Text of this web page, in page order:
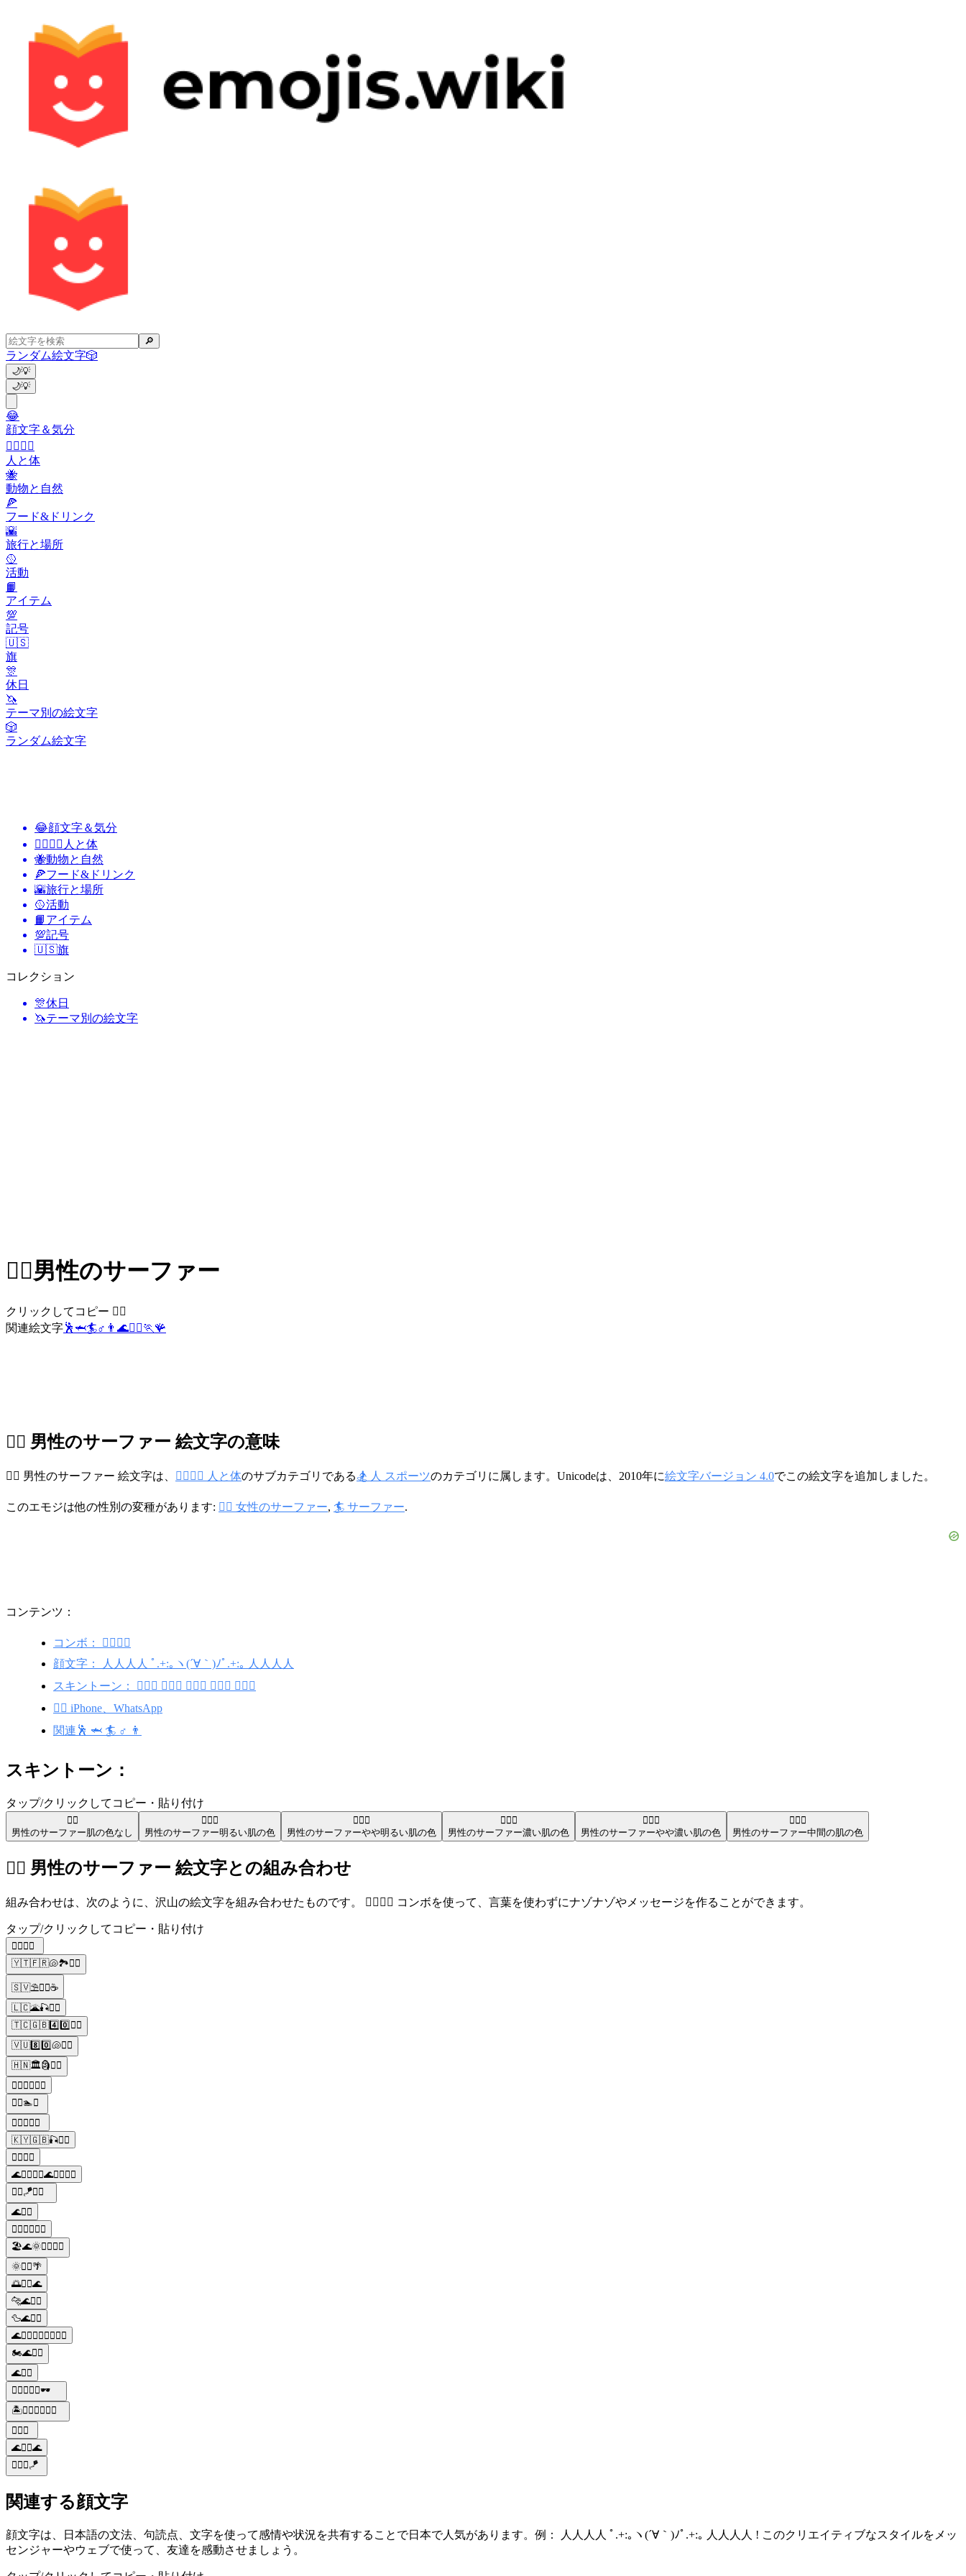
🔎
ランダム絵文字🎲
🌙💡
🌙💡
😂
顔文字＆気分
👩‍❤️‍💋‍👨
人と体
🐝
動物と自然
🍕
フード&ドリンク
🌇
旅行と場所
🥎
活動
📙
アイテム
💯
記号
🇺🇸
旗
🎊
休日
🦄
テーマ別の絵文字
🎲
ランダム絵文字
😂顔文字＆気分
👩‍❤️‍💋‍👨 人と体
🐝動物と自然
🍕フード&ドリンク
🌇旅行と場所
🥎活動
📙 アイテム
💯記号
🇺🇸旗
コレクション
🎊休日
🦄テーマ別の絵文字
🏄‍♂️男性のサーファー
クリックしてコピー 🏄‍♂️
関連絵文字🕺 🦈🏄♂️ 👨 🌊🏄‍♀️🏃 🪸
🏄‍♂️ 男性のサーファー 絵文字の意味
🏄‍♂️ 男性のサーファー 絵文字は、 👩‍❤️‍💋‍👨 人と体のサブカテゴリである🏂 人 スポーツのカテゴリに属します。Unicodeは、2010年に絵文字バージョン 4.0でこの絵文字を追加しました。
このエモジは他の性別の変種があります: 🏄‍♀️ 女性のサーファー, 🏄 サーファー.
コンテンツ：
コンボ： 🏄‍♂️🆙🐔
顔文字： 人人人人 ﾟ.+:｡ヽ(´∀｀)ﾉﾟ.+:｡ 人人人人
スキントーン： 🏄🏻‍♂️ 🏄🏼‍♂️ 🏄🏿‍♂️ 🏄🏾‍♂️ 🏄🏽‍♂️
🏄‍♂️ iPhone、WhatsApp
関連🕺 🦈 🏄 ♂️ 👨
スキントーン：
タップ/クリックしてコピー・貼り付け
🏄‍♂️
男性のサーファー肌の色なし
🏄🏻‍♂️
男性のサーファー明るい肌の色
🏄🏼‍♂️
男性のサーファーやや明るい肌の色
🏄🏿‍♂️
男性のサーファー濃い肌の色
🏄🏾‍♂️
男性のサーファーやや濃い肌の色
🏄🏽‍♂️
男性のサーファー中間の肌の色
🏄‍♂️ 男性のサーファー 絵文字との組み合わせ
組み合わせは、次のように、沢山の絵文字を組み合わせたものです。 🏄‍♂️🆙🐔 コンボを使って、言葉を使わずにナゾナゾやメッセージを作ることができます。
タップ/クリックしてコピー・貼り付け
🏄‍♂️🆙🐔
🇾🇹🇫🇷🐚🏞️🏄‍♂️
🇸🇻⛱️🏄‍♂️☕
🇱🇨🌋🎣🏄‍♂️
🇹🇨🇬🇧4️⃣0️⃣🏄‍♂️
🇻🇺8️⃣0️⃣🐚🏄‍♂️
🇭🇳🏛️🗿🏄‍♂️
🏊‍♂️🏄‍♂️🤽‍♀️
🏄‍♂️🏊🎣
🏄‍♂️🤾🚣‍♂️
🇰🇾🇬🇧🎣🏄‍♂️
🏄‍♂️👮‍♂️
🌊🏄‍♂️🏄‍♀️🌊🏄‍♂️🏄‍♀️
🏄‍♂️🪁🌊🌅
🌊🏄‍♂️
🏊‍♂️🏄‍♂️🤽‍♀️
🏖️🌊🌞🏄‍♀️🏄‍♂️
🌞🏄‍♂️🌴
🌅🏄‍♂️🌊
🐆🌊🏄‍♂️
🦆🌊🏄‍♂️
🌊🏄‍♂️🏄‍♀️🏊‍♂️🏊‍♀️
🏍️🌊🏄‍♂️
🌊🏄‍♂️
🏄‍♂️🌊🌞🍹🕶️
🏝️🏄‍♂️🏄‍♀️🌊🌴
🏄‍♂️🌊
🌊🏄‍♂️🌊
🏄‍♂️🌊🪁
関連する顔文字
顔文字は、日本語の文法、句読点、文字を使って感情や状況を共有することで日本で人気があります。例： 人人人人 ﾟ.+:｡ヽ(´∀｀)ﾉﾟ.+:｡ 人人人人 ! このクリエイティブなスタイルをメッ
センジャーやウェブで使って、友達を感動させましょう。